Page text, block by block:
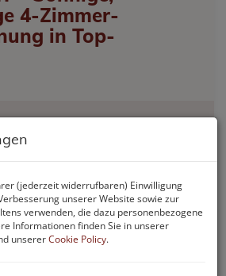
4-Zimmer-
in Top-
Erfolgreich verkauft
(jederzeit widerrufbaren) Einwilligung
unserer Website sowie zur
verwenden, die dazu personenbezogene
Informationen finden Sie in unserer
unsererCookie Policy.